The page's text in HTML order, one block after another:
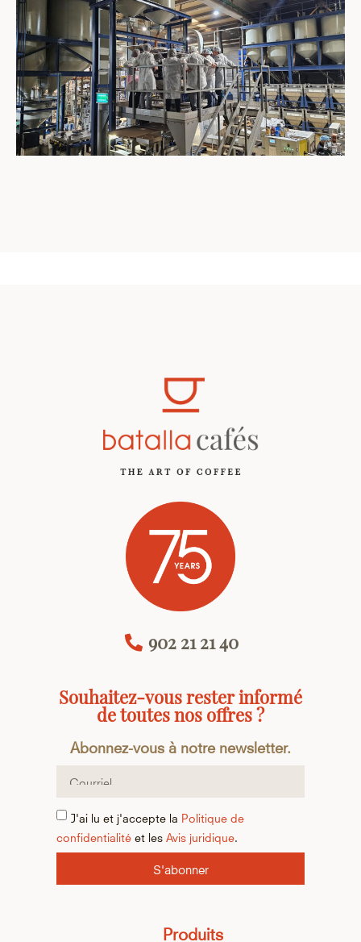
902 21 21 40
Souhaitez-vous rester informé
de toutes nos offres ?
Abonnez-vous à notre newsletter.
J'ai lu et j'accepte la Politique de
confidentialité et les Avis juridique
S'abonner
Produits